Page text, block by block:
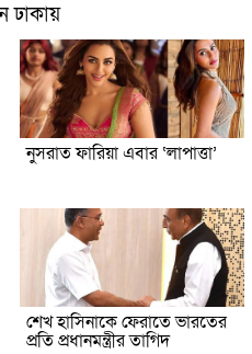
ঢাকায়
নুসরাত ফারিয়া এবার ‘লাপাত্তা’
শেখ হাসিনাকে ফেরাতে ভারতের
প্রতি প্রধানমন্ত্রীর তাগিদ